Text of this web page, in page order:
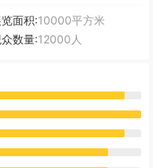
览面积:10000平方米
数量:12000人